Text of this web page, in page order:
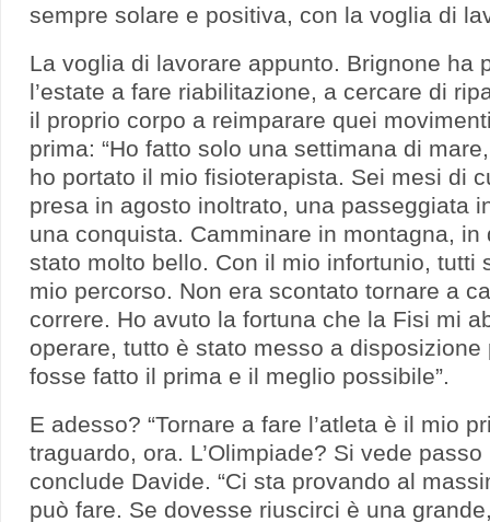
sempre solare e positiva, con la voglia di
La voglia di lavorare appunto. Brignone ha
l’estate a fare riabilitazione, a cercare di
il proprio corpo a reimparare quei
prima: “Ho fatto solo una settimana di
ho portato il mio fisioterapista. Sei mesi di
presa in agosto inoltrato, una passeggiata
una conquista. Camminare in montagna,
stato molto bello. Con il mio infortunio, tutti
mio percorso. Non era scontato tornare a
correre. Ho avuto la fortuna che la Fisi mi
operare, tutto è stato messo a disposizione
fosse fatto il prima e il meglio possibile”.
E adesso? “Tornare a fare l’atleta è il mio
traguardo, ora. L’Olimpiade? Si vede passo
conclude Davide. “Ci sta provando al
può fare. Se dovesse riuscirci è una